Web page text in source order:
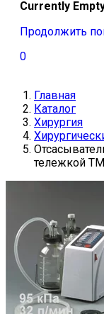
Currently
Продолжить
0
Главная
Каталог
Хирургия
тележкой